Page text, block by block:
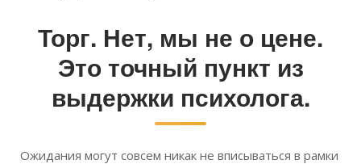
Торг. Нет, мы не о цене.
Это точный пункт из
выдержки психолога.
Ожидания могут совсем никак не вписываться в рамки